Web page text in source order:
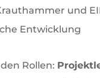
und
Entwicklung
Rollen: